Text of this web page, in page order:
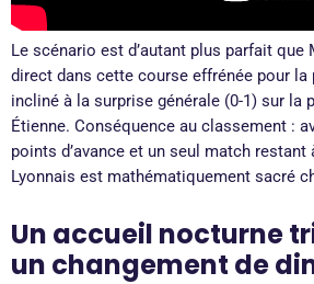
Le scénario est d’autant plus parfait que
direct dans cette course effrénée pour la
incliné à la surprise générale (0-1) sur la
Étienne. Conséquence au classement :
points d’avance et un seul match restant
Lyonnais est mathématiquement sacré
Un accueil nocturne
un changement de